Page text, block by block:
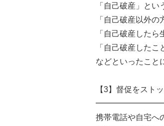
「自己破産」と
「自己破産以外の
「自己破産したら
「自己破産したこ
などといったこと
【3】督促をスト
携帯電話や自宅へ